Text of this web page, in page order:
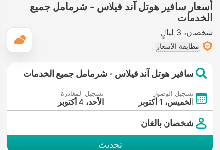
أسعار سافير هوتل آند فيلاس - شرمامل جميع
الخدمات
شخصان 3 ليالٍ
مطابقة الأسعار
سافير هوتل آند فيلاس - شرمامل جميع الخدمات
تسجيل الوصول
الخميس، 1 أكتوبر
تسجيل المغادرة
الأحد، 4 أكتوبر
شخصان بالغان
تحديث